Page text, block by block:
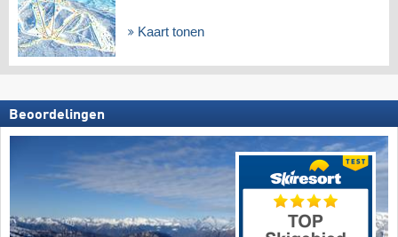
Kaart tonen
Beoordelingen